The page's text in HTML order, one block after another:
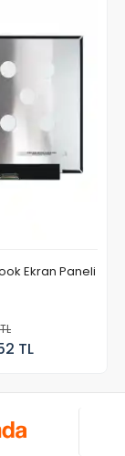
Ekran Paneli
TL